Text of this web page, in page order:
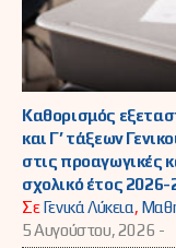
Καθορισμός
και Γ’ τάξεων
στις προαγωγικές
σχολικό έτος 2026-
ΣεΓενικά Λύκεια,
5 Αυγούστου, 2026 -